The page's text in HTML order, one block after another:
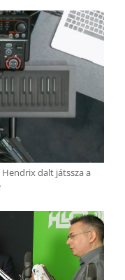
Hendrix dalt játssza a